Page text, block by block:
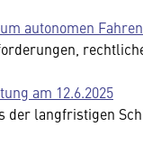
autonomen
am 12.6.2025
der langfristigen